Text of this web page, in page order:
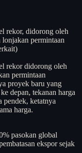
rekor, didorong oleh
permintaan
rekor didorong oleh
permintaan
proyek baru yang
depan, tekanan harga
ketatnya
harga.
pasokan global
ekspor sejak